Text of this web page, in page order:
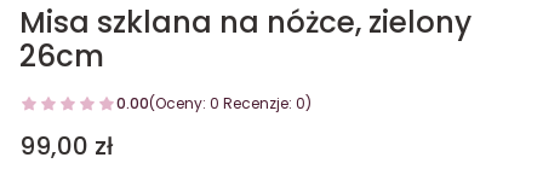
Misa szklana na nóżce, zielony
26cm
0.00(Oceny: 0 Recenzje: 0)
Cena
99,00 zł